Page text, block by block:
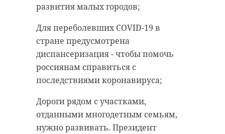
развития малых городов;
Для переболевших COVID-19 в
стране предусмотрена
диспансеризация - чтобы помочь
россиянам справиться с
последствиями коронавируса;
Дороги рядом с участками,
отданными многодетным семьям,
нужно развивать. Президент